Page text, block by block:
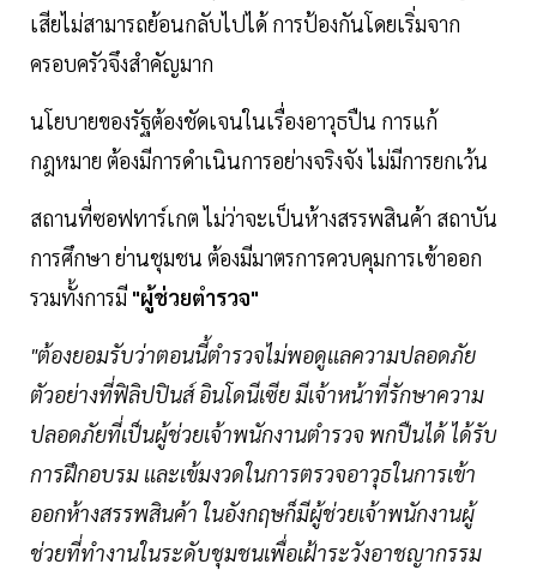
เสียไม่สามารถย้อนกลับไปได้ การป้องกันโดยเริ่มจาก
ครอบครัวจึงสำคัญมาก
นโยบายของรัฐต้องชัดเจนในเรื่องอาวุธปืน การแก้
กฎหมาย ต้องมีการดำเนินการอย่างจริงจัง ไม่มีการยกเว้น
สถานที่ซอฟทาร์เกต ไม่ว่าจะเป็นห้างสรรพสินค้า สถาบัน
การศึกษา ย่านชุมชน ต้องมีมาตรการควบคุมการเข้าออก
รวมทั้งการมี "ผู้ช่วยตำรวจ"
"ต้องยอมรับว่าตอนนี้ตำรวจไม่พอดูเเลความปลอดภัย
ตัวอย่างที่ฟิลิปปินส์ อินโดนีเซีย มีเจ้าหน้าที่รักษาความ
ปลอดภัยที่เป็นผู้ช่วยเจ้าพนักงานตำรวจ พกปืนได้ ได้รับ
การฝึกอบรม เเละเข้มงวดในการตรวจอาวุธในการเข้า
ออกห้างสรรพสินค้า ในอังกฤษก็มีผู้ช่วยเจ้าพนักงานผู้
ช่วยที่ทำงานในระดับชุมชนเพื่อเฝ้าระวังอาชญากรรม